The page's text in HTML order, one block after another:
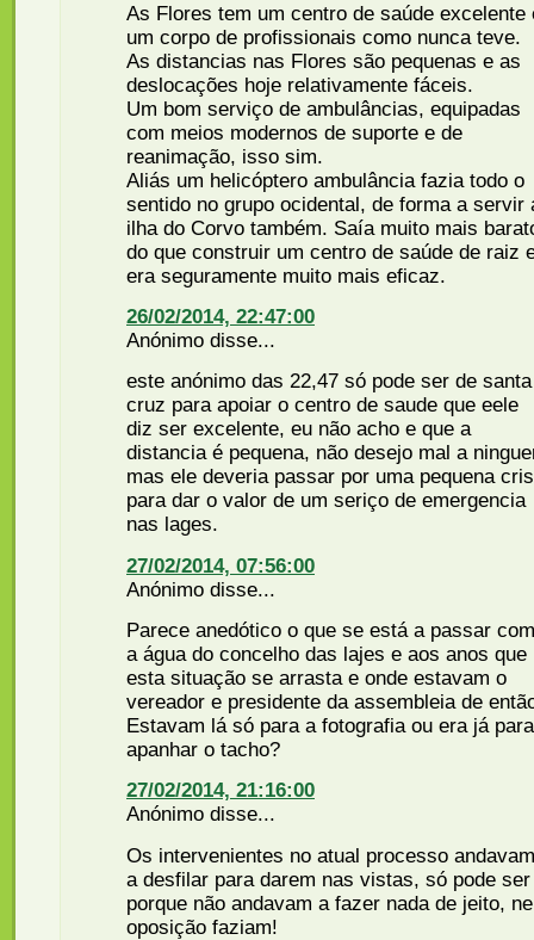
As Flores tem um centro de saúde excelente
um corpo de profissionais como nunca teve.
As distancias nas Flores são pequenas e as
deslocações hoje relativamente fáceis.
Um bom serviço de ambulâncias, equipadas
com meios modernos de suporte e de
reanimação, isso sim.
Aliás um helicóptero ambulância fazia todo o
sentido no grupo ocidental, de forma a servir
ilha do Corvo também. Saía muito mais
do que construir um centro de saúde de raiz
era seguramente muito mais eficaz.
26/02/2014, 22:47:00
Anónimo disse...
este anónimo das 22,47 só pode ser de santa
cruz para apoiar o centro de saude que eele
diz ser excelente, eu não acho e que a
distancia é pequena, não desejo mal a
mas ele deveria passar por uma pequena
para dar o valor de um seriço de emergencia
nas lages.
27/02/2014, 07:56:00
Anónimo disse...
Parece anedótico o que se está a passar com
a água do concelho das lajes e aos anos que
esta situação se arrasta e onde estavam o
vereador e presidente da assembleia de
Estavam lá só para a fotografia ou era já para
apanhar o tacho?
27/02/2014, 21:16:00
Anónimo disse...
Os intervenientes no atual processo andavam
a desfilar para darem nas vistas, só pode ser
porque não andavam a fazer nada de jeito,
oposição faziam!